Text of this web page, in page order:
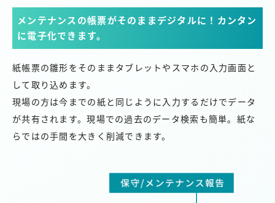
メンテナンスの帳票がそのままデジタルに！ カンタン
に電子化できます。
紙帳票の雛形をそのままタブレットやスマホの入力画面と
して取り込めます。
現場の方は今までの紙と同じように入力するだけでデータ
が共有されます。現場での過去のデータ検索も簡単。紙な
らではの手間を大きく削減できます。